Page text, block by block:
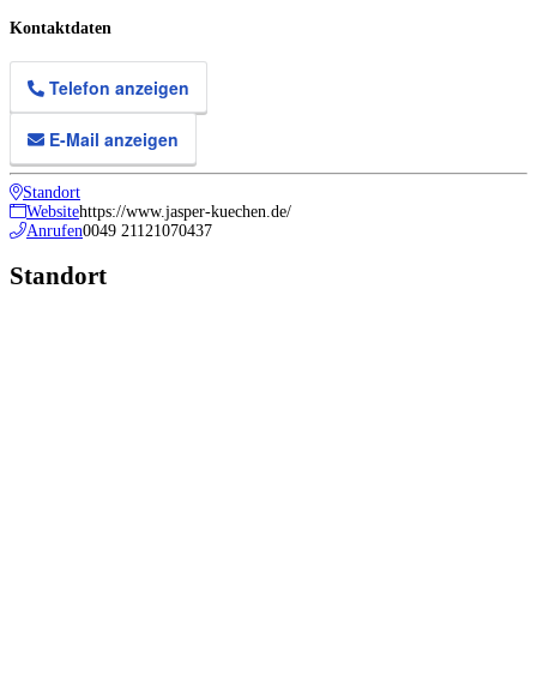
Kontaktdaten
Telefon anzeigen
E-Mail anzeigen
Standort
Websitehttps://www.jasper-kuechen.de/
Anrufen0049 21121070437
Standort